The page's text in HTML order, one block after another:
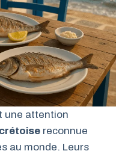
une attention
reconnue
au monde. Leurs